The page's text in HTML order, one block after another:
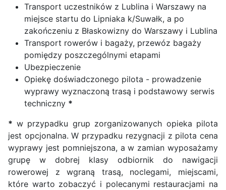
Transport uczestników z Lublina i Warszawy na
miejsce startu do Lipniaka k/Suwałk, a po
zakończeniu z Błaskowizny do Warszawy i Lublina
Transport rowerów i bagaży, przewóz bagaży
pomiędzy poszczególnymi etapami
Ubezpieczenie
Opiekę doświadczonego pilota - prowadzenie
wyprawy wyznaczoną trasą i podstawowy serwis
techniczny *
* w przypadku grup zorganizowanych opieka pilota
jest opcjonalna. W przypadku rezygnacji z pilota cena
wyprawy jest pomniejszona, a w zamian wyposażamy
grupę w dobrej klasy odbiornik do nawigacji
rowerowej z wgraną trasą, noclegami, miejscami,
które warto zobaczyć i polecanymi restauracjami na